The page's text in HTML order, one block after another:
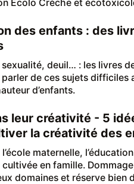
Écolo Crèche et
des enfants : des
deuil… : les livres
de ces sujets difficiles
d’enfants.
leur créativité - 5
la créativité des
maternelle,
en famille.
domaines et réserve bien